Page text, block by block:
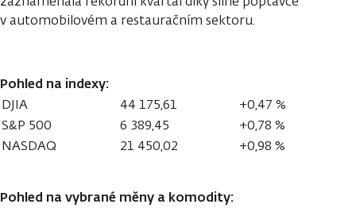
v automobilovém a restauračním sektoru.
Pohled na indexy:
DJIA 44 175,61
+0,47 %
S&P 500
6 389,45
+0,78 %
NASDAQ
21 450,02 +0,98 %
Pohled na vybrané měny a komodity: